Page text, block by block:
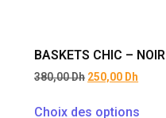
BASKETS CHIC – NOIR
380,00Dh 250,00 Dh
Choix des options